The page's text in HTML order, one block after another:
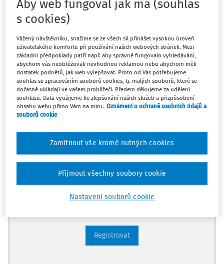
Zatím jste si přečetli jen začátek…
Celý dokument je jen pro předplatitele.
Zaregistrujte se a získejte
Díky tomu získáte
Všechny placené články na webu
Ucelený přehled pracovních situací
Archiv časopisů
Registrovat
Aby web fungoval jak má (souhlas
s cookies)
Vážený návštěvníku, snažíme se ze všech sil přinášet vysokou úroveň
uživatelského komfortu při používání našich webových stránek. Mezi
základní předpoklady patří např. aby správně fungovalo vyhledávání,
abychom vás neobtěžovali nevhodnou reklamou nebo abychom měli
dostatek podnětů, jak web vylepšovat. Proto od Vás potřebujeme
souhlas se zpracováním souborů cookies, tj. malých souborů, které se
dočasně ukládají ve vašem prohlížeči. Předem děkujeme za udělení
souhlasu. Data využijeme ke zlepšování našich služeb a přizpůsobení
obsahu webu přímo Vám na míru. Oznámení o ochraně osobních údajů a
souborů cookie
Nastavení souborů cookie
Zamítnout vše kromě nutných cookies
Přijmout všechny soubory cookie